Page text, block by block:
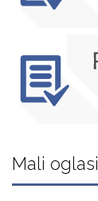
Mali oglasi